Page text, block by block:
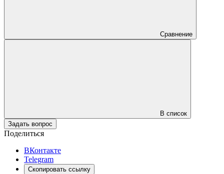
Сравнение
В список
Задать вопрос
Поделиться
ВКонтакте
Telegram
Скопировать ссылку